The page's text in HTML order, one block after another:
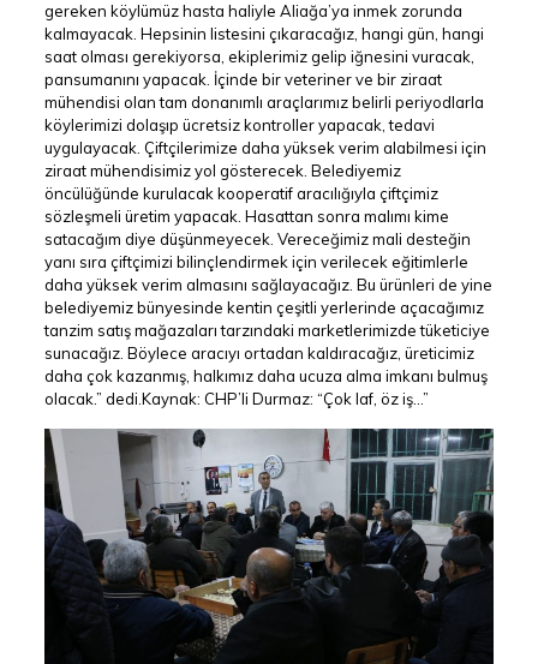
gereken köylümüz hasta haliyle Aliağa’ya inmek zorunda
kalmayacak. Hepsinin listesini çıkaracağız, hangi gün, hangi
saat olması gerekiyorsa, ekiplerimiz gelip iğnesini vuracak,
pansumanını yapacak. İçinde bir veteriner ve bir ziraat
mühendisi olan tam donanımlı araçlarımız belirli periyodlarla
köylerimizi dolaşıp ücretsiz kontroller yapacak, tedavi
uygulayacak. Çiftçilerimize daha yüksek verim alabilmesi için
ziraat mühendisimiz yol gösterecek. Belediyemiz
öncülüğünde kurulacak kooperatif aracılığıyla çiftçimiz
sözleşmeli üretim yapacak. Hasattan sonra malımı kime
satacağım diye düşünmeyecek. Vereceğimiz mali desteğin
yanı sıra çiftçimizi bilinçlendirmek için verilecek eğitimlerle
daha yüksek verim almasını sağlayacağız. Bu ürünleri de yine
belediyemiz bünyesinde kentin çeşitli yerlerinde açacağımız
tanzim satış mağazaları tarzındaki marketlerimizde tüketiciye
sunacağız. Böylece aracıyı ortadan kaldıracağız, üreticimiz
daha çok kazanmış, halkımız daha ucuza alma imkanı bulmuş
olacak.” dedi.Kaynak: CHP’li Durmaz: “Çok laf, öz iş…”